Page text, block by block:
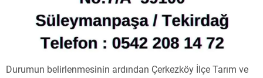
Durumun belirlenmesinin ardından Çerkezköy İlçe Tarım ve